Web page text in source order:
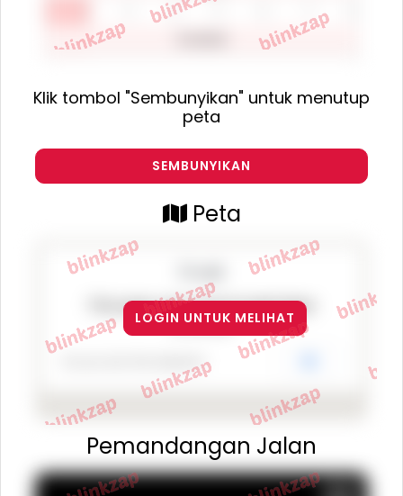
Klik tombol "Sembunyikan" untuk menutup
peta
SEMBUNYIKAN
Peta
This page can't load Google Maps
correctly.
Do you own this website?
LOGIN UNTUK MELIHAT
Pemandangan Jalan